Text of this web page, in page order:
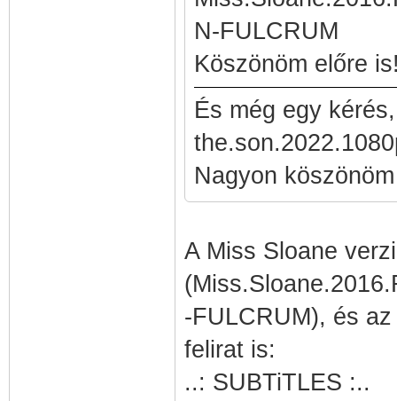
N-FULCRUM
Köszönöm előre
És még egy
Nagyon
A Miss Sloane
-FULCRUM), és
felirat is:
..: SUBTiTLES :..